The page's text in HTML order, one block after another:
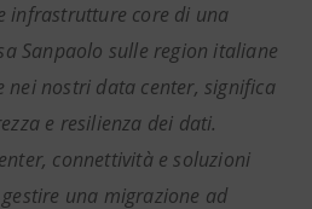
infrastrutture core di una
Sanpaolo sulle region italiane
nei nostri data center, significa
e resilienza dei dati.
connettività e soluzioni
una migrazione ad